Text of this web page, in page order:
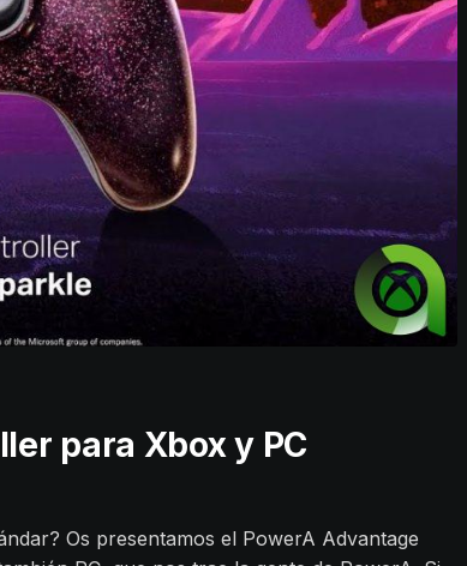
para Xbox y PC
Os presentamos el PowerA Advantage